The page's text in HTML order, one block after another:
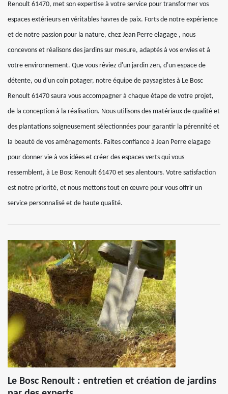
Renoult 61470, met son expertise à votre service pour transformer vos
espaces extérieurs en véritables havres de paix. Forts de notre expérience
et de notre passion pour la nature, chez Jean Perre elagage , nous
concevons et réalisons des jardins sur mesure, adaptés à vos envies et à
votre environnement. Que vous rêviez d'un jardin zen, d'un espace de
détente, ou d'un coin potager, notre équipe de paysagistes à Le Bosc
Renoult 61470 saura vous accompagner à chaque étape de votre projet,
de la conception à la réalisation. Nous utilisons des matériaux de qualité et
des plantations soigneusement sélectionnées pour garantir la pérennité et
la beauté de vos aménagements. Faites confiance à Jean Perre elagage
pour donner vie à vos idées et créer des espaces verts qui vous
ressemblent, à Le Bosc Renoult 61470 et ses alentours. Votre satisfaction
est notre priorité, et nous mettons tout en œuvre pour vous offrir un
service personnalisé et de haute qualité.
Le Bosc Renoult : entretien et création de jardins